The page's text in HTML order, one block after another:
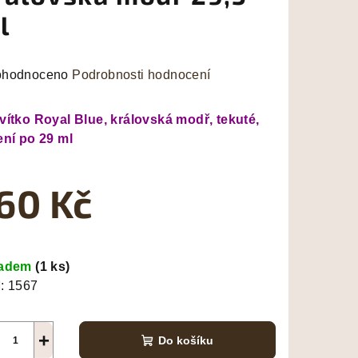
Podrobnosti hodnocení
Royal Blue, královská modř, tekuté,
po 29 ml
Kč
(1 ks)
1567
+ Do košíku